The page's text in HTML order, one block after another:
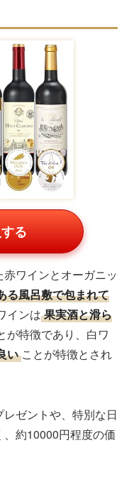
る
ワインとオーガニッ
る風呂敷で包まれて
インは 果実酒と滑ら
が特徴であり、白ワ
い ことが特徴とされ
ゼントや、特別な日
約10000円程度の価